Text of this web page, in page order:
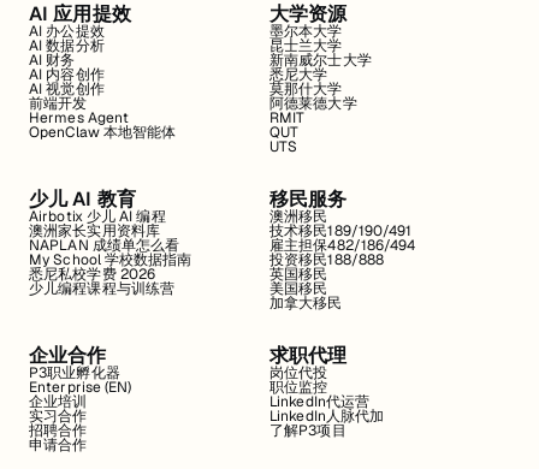
AI 应用提效
AI 办公提效
AI 数据分析
AI 财务
AI 内容创作
AI 视觉创作
前端开发
Hermes Agent
OpenClaw 本地智能体
大学资源
墨尔本大学
昆士兰大学
新南威尔士大学
悉尼大学
莫那什大学
阿德莱德大学
RMIT
QUT
UTS
少儿 AI 教育
Airbotix 少儿 AI 编程
澳洲家长实用资料库
NAPLAN 成绩单怎么看
My School 学校数据指南
悉尼私校学费 2026
少儿编程课程与训练营
移民服务
澳洲移民
技术移民189/190/491
雇主担保482/186/494
投资移民188/888
英国移民
美国移民
加拿大移民
企业合作
P3职业孵化器
Enterprise (EN)
企业培训
实习合作
招聘合作
申请合作
求职代理
岗位代投
职位监控
LinkedIn代运营
LinkedIn人脉代加
了解P3项目